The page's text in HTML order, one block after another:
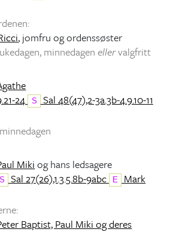
, jomfru og ordenssøster
minnedagen ellervalgfritt
24 S Sal 48(47),2-3a.3b-4.9.10-11
Miki og hans ledsagere
S Sal 27(26),1.3.5.8b-9abc E
Mark
Baptist, Paul Miki og deres